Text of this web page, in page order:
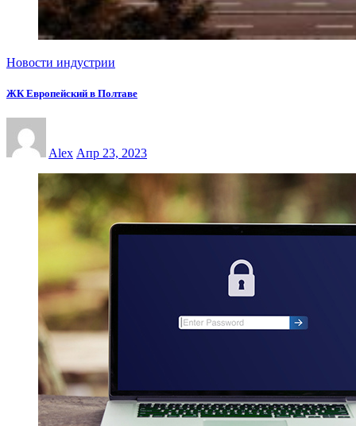
Новости индустрии
ЖК Европейский в Полтаве
Alex Апр 23, 2023